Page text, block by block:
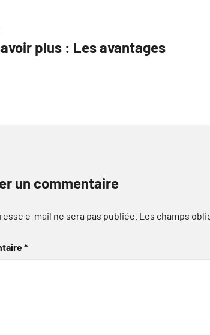
plus : Les avantages
un commentaire
e-mail ne sera pas publiée. Les champs
*